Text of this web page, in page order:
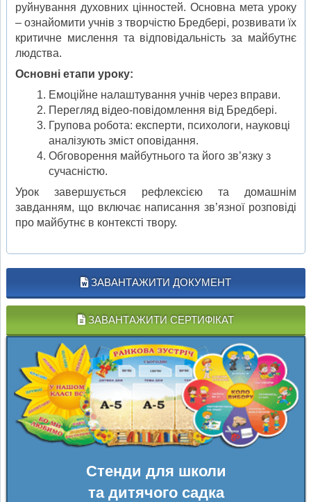
руйнування духовних цінностей. Основна мета уроку
– ознайомити учнів з творчістю Бредбері, розвивати їх
критичне мислення та відповідальність за майбутнє
людства.
Основні етапи уроку:
Емоційне налаштування учнів через вправи.
Перегляд відео-повідомлення від Бредбері.
Групова робота: експерти, психологи, науковці
аналізують зміст оповідання.
Обговорення майбутнього та його зв’язку з
сучасністю.
Урок завершується рефлексією та домашнім
завданням, що включає написання зв’язної розповіді
про майбутнє в контексті твору.
ЗАВАНТАЖИТИ ДОКУМЕНТ
ЗАВАНТАЖИТИ СЕРТИФІКАТ
Стенди для школи
та дитячого садка